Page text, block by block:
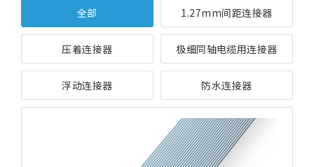
全部 1.27mm间距连接器
压着连接器 极细同轴电缆用连接器
浮动连接器 防水连接器